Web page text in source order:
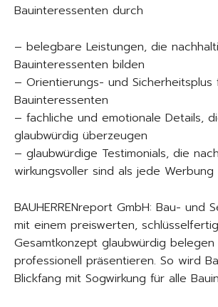
Bauinteressenten durch
– belegbare Leistungen, die
Bauinteressenten bilden
– Orientierungs- und Sicherheitsplus
Bauinteressenten
– fachliche und emotionale Details,
glaubwürdig überzeugen
– glaubwürdige Testimonials, die
wirkungsvoller sind als jede Werbung
BAUHERRENreport GmbH: Bau- und
mit einem preiswerten,
Gesamtkonzept glaubwürdig belegen
professionell präsentieren. So wird
Blickfang mit Sogwirkung für alle